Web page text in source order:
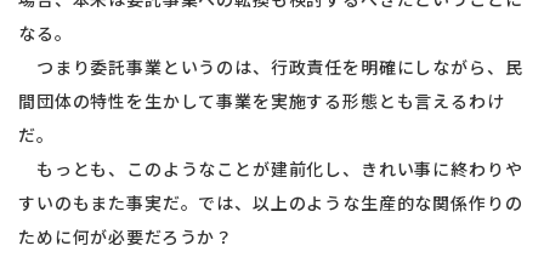
なる。
つまり委託事業というのは、行政責任を明確にしながら、民
間団体の特性を生かして事業を実施する形態とも言えるわけ
だ。
もっとも、このようなことが建前化し、きれい事に終わりや
すいのもまた事実だ。では、以上のような生産的な関係作りの
ために何が必要だろうか？